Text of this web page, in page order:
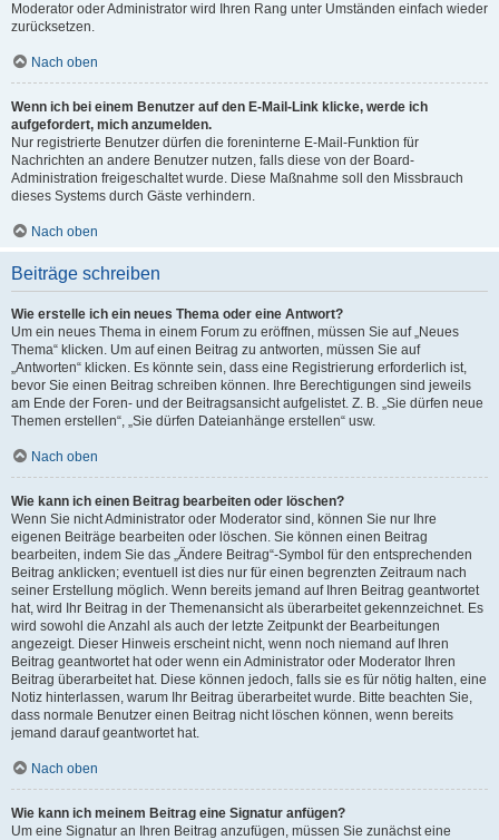
Moderator oder Administrator wird Ihren Rang unter Umständen einfach wieder
zurücksetzen.
Nach oben
Wenn ich bei einem Benutzer auf den E-Mail-Link klicke, werde ich
aufgefordert, mich anzumelden.
Nur registrierte Benutzer dürfen die foreninterne E-Mail-Funktion für
Nachrichten an andere Benutzer nutzen, falls diese von der Board-
Administration freigeschaltet wurde. Diese Maßnahme soll den Missbrauch
dieses Systems durch Gäste verhindern.
Nach oben
Beiträge schreiben
Wie erstelle ich ein neues Thema oder eine Antwort?
Um ein neues Thema in einem Forum zu eröffnen, müssen Sie auf „Neues
Thema“ klicken. Um auf einen Beitrag zu antworten, müssen Sie auf
„Antworten“ klicken. Es könnte sein, dass eine Registrierung erforderlich ist,
bevor Sie einen Beitrag schreiben können. Ihre Berechtigungen sind jeweils
am Ende der Foren- und der Beitragsansicht aufgelistet. Z. B. „Sie dürfen neue
Themen erstellen“, „Sie dürfen Dateianhänge erstellen“ usw.
Nach oben
Wie kann ich einen Beitrag bearbeiten oder löschen?
Wenn Sie nicht Administrator oder Moderator sind, können Sie nur Ihre
eigenen Beiträge bearbeiten oder löschen. Sie können einen Beitrag
bearbeiten, indem Sie das „Ändere Beitrag“-Symbol für den entsprechenden
Beitrag anklicken; eventuell ist dies nur für einen begrenzten Zeitraum nach
seiner Erstellung möglich. Wenn bereits jemand auf Ihren Beitrag geantwortet
hat, wird Ihr Beitrag in der Themenansicht als überarbeitet gekennzeichnet. Es
wird sowohl die Anzahl als auch der letzte Zeitpunkt der Bearbeitungen
angezeigt. Dieser Hinweis erscheint nicht, wenn noch niemand auf Ihren
Beitrag geantwortet hat oder wenn ein Administrator oder Moderator Ihren
Beitrag überarbeitet hat. Diese können jedoch, falls sie es für nötig halten, eine
Notiz hinterlassen, warum Ihr Beitrag überarbeitet wurde. Bitte beachten Sie,
dass normale Benutzer einen Beitrag nicht löschen können, wenn bereits
jemand darauf geantwortet hat.
Nach oben
Wie kann ich meinem Beitrag eine Signatur anfügen?
Um eine Signatur an Ihren Beitrag anzufügen, müssen Sie zunächst eine